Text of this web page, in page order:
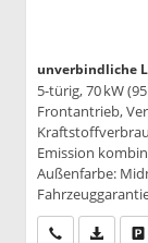
unverbindliche
5-türig, 70 kW
Frontantrieb,
Emission
Außenfarbe:
Wir rufen Sie
PDF-